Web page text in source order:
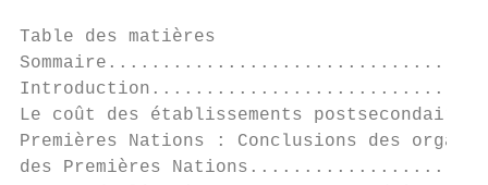
Table des matières
Le coût des établissements
Premières Nations : Conclusions
des Premières